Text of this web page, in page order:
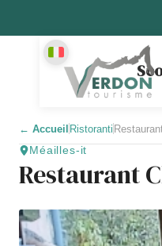
← Accueil Ristoranti
Méailles-it
Restaurant